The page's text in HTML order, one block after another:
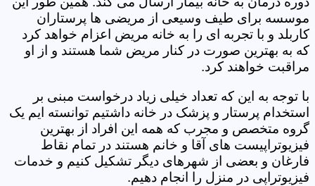
موسسه برای طیف وسیعی از مریضی ها پرستاران
کاربلد و با تجربه ای را به خانه مریض اعزام خواهد کرد
که به بهترین صورت در کنار مریض شما هستند و از او
مراقبت خواهند کرد.
با توجه به این که تعداد خیلی زیاد درخواست مبنی بر
استخدام پرستار و پزشک در خانه داشتیم توانسته ایم یک
گروه متخصص و مجرب که همه این افراد از بهترین
فیزیوتراپیست های آقا و خانم هستند در تمام نقاط
فارغان و بعضی از شهرهای دیگر تشکیل کنیم و خدمات
فیزیوتراپی در منزل را انجام دهیم.